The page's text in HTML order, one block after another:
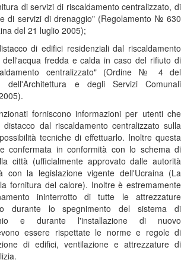
di servizi di riscaldamento centralizzato, di
di servizi di drenaggio" (Regolamento № 630
del 21 luglio 2005);
di edifici residenziali dal riscaldamento
dell'acqua fredda e calda in caso del rifiuto di
centralizzato" (Ordine № 4 del
dell'Architettura e degli Servizi Comunali
forniscono informazioni per utenti che
dal riscaldamento centralizzato sulla
tecniche di effettuarlo. Inoltre questa
confermata in conformità con lo schema di
città (ufficialmente approvato dalle autorità
con la legislazione vigente dell'Ucraina (La
fornitura del calore). Inoltre è estremamente
ininterrotto di tutte le attrezzature
durante lo spegnimento del sistema di
e durante l'installazione di nuovo
essere rispettate le norme e regole di
di edifici, ventilazione e attrezzature di